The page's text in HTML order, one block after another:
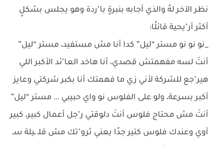
نظر الآخر لهُ والذي أجابه بنبرةٍ با’ردة وهو يجلس بشكلٍ
أكثر أر’يحية قائلًا:
_نو نو نو مستر “ليل” كدا أنا مش مستفيد، مستر “ليل”
أنتَ لسه مفهمتش قصدي، أنا هاخد العا’ئد الأكبر اللي
هير’جع للشركة لأني زي ما فهمتك أنا بكبر شركتي وعايز
أكبر بسرعة، ولو على الفلوس نو واي حبيبي … مستر “ليل”
أنتَ مش محتاج فلوس أنتَ دلوقتي ر’جل أعمال كبير، كبير
أوي وعندك فلوس كتير جدًا يعني ثرو’تك مش قلـ ـيلة سـ